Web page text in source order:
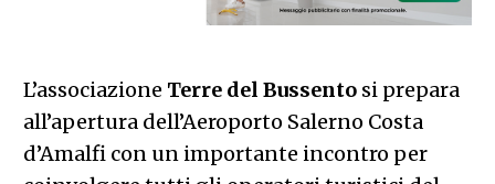
L’associazione Terre del Bussentosi prepara
all’apertura dell’Aeroporto Salerno Costa
d’Amalfi con un importante incontro per